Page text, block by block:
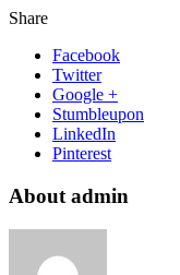
Share
Facebook
Twitter
Google +
Stumbleupon
LinkedIn
Pinterest
About admin